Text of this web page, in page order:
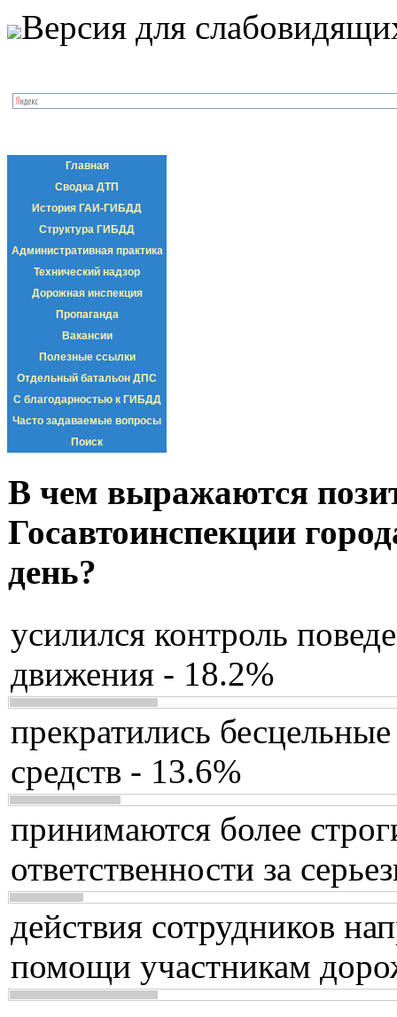
Версия для
Главная
Сводка ДТП
История ГАИ-ГИБДД
Структура ГИБДД
Административная практика
Технический надзор
Дорожная инспекция
Пропаганда
Вакансии
Полезные ссылки
Отдельный батальон ДПС
С благодарностью к ГИБДД
Часто задаваемые вопросы
Поиск
В чем выражаются
Госавтоинспекции
день?
усилился контроль
движения - 18.2%
прекратились
средств - 13.6%
принимаются более
ответственности за
действия сотрудников
помощи участникам